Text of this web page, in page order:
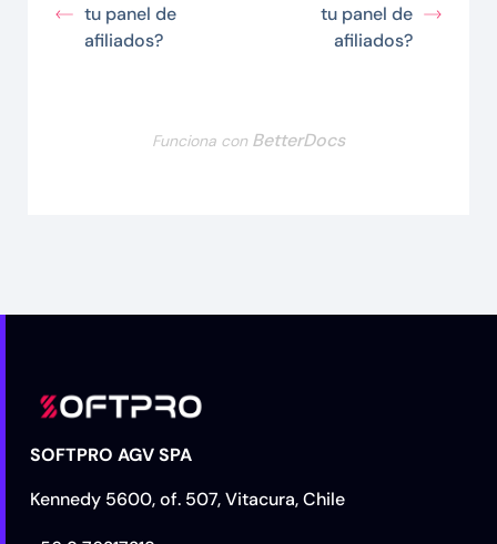
tu panel de
afiliados?
tu panel de
afiliados?
Funciona con BetterDocs
SOFTPRO AGV SPA
Kennedy 5600, of. 507, Vitacura, Chile